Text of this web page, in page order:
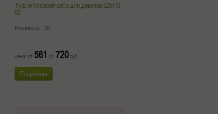
Туфли Котофей сабо для девочки 525110-
02
Размеры: 30
цена: от 561 до 720 руб.
Подробнее